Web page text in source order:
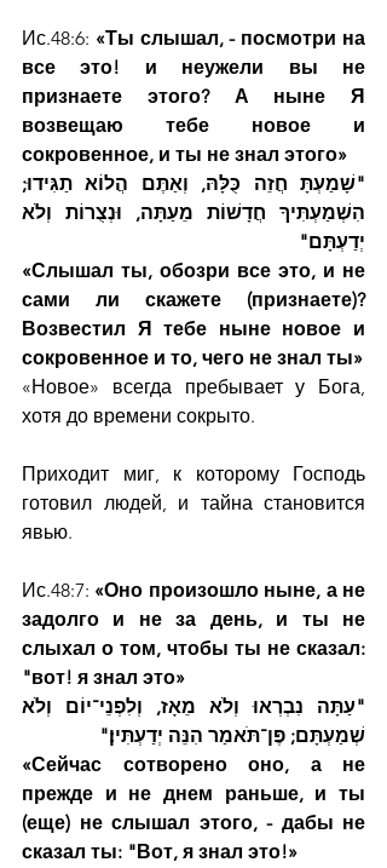
Ис.48:6: «Ты слышал, - посмотри на
все это! и неужели вы не
признаете этого? А ныне Я
возвещаю тебе новое и
сокровенное, и ты не знал этого»
יְדַעְתָּם"
«Слышал ты, обозри все это, и не
сами ли скажете (признаете)?
Возвестил Я тебе ныне новое и
сокровенное и то, чего не знал ты»
«Новое» всегда пребывает у Бога,
хотя до времени сокрыто.
Приходит миг, к которому Господь
готовил людей, и тайна становится
явью.
Ис.48:7: «Оно произошло ныне, а не
задолго и не за день, и ты не
слыхал о том, чтобы ты не сказал:
"вот! я знал это»
שְׁמַעְתָּם; פֶּן־תֹּאמַר הִנֵּה יְדַעְתִּין׃"
«Сейчас сотворено оно, а не
прежде и не днем раньше, и ты
(еще) не слышал этого, - дабы не
сказал ты: "Вот, я знал это!»